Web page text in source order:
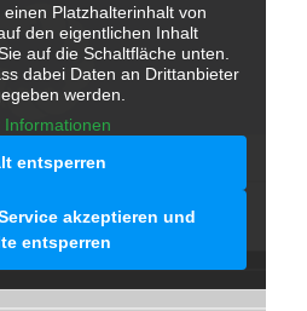
Platzhalterinhalt von
auf den eigentlichen Inhalt
auf die Schaltfläche unten.
dabei Daten an Drittanbieter
werden.
Informationen
entsperren
akzeptieren und
entsperren